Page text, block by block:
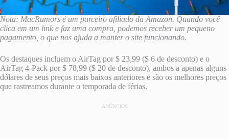
Nota: MacRumors é um parceiro afiliado da Amazon. Quando você
clica em um link e faz uma compra, podemos receber um pequeno
pagamento, o que nos ajuda a manter o site funcionando.
Os destaques incluem o AirTag por $ 23,99 ($ ​​6 de desconto) e o
AirTag 4-Pack por $ 78,99 ($ ​​20 de desconto), ambos a apenas alguns
dólares de seus preços mais baixos anteriores e são os melhores preços
que rastreamos durante o temporada de férias.
ANÚNCIOS